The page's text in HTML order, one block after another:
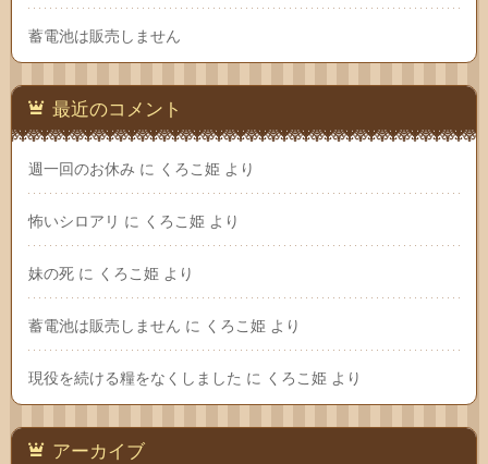
蓄電池は販売しません
最近のコメント
週一回のお休み に くろこ姫 より
怖いシロアリ に くろこ姫 より
妹の死 に くろこ姫 より
蓄電池は販売しません に くろこ姫 より
現役を続ける糧をなくしました に くろこ姫 より
アーカイブ